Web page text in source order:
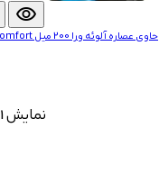
visibility
ژل اصلاح کاسپین مدل Comfort حاوی عصاره آلوئه ورا 200 میل
نمایش 1 تا 34 از 34 مورد